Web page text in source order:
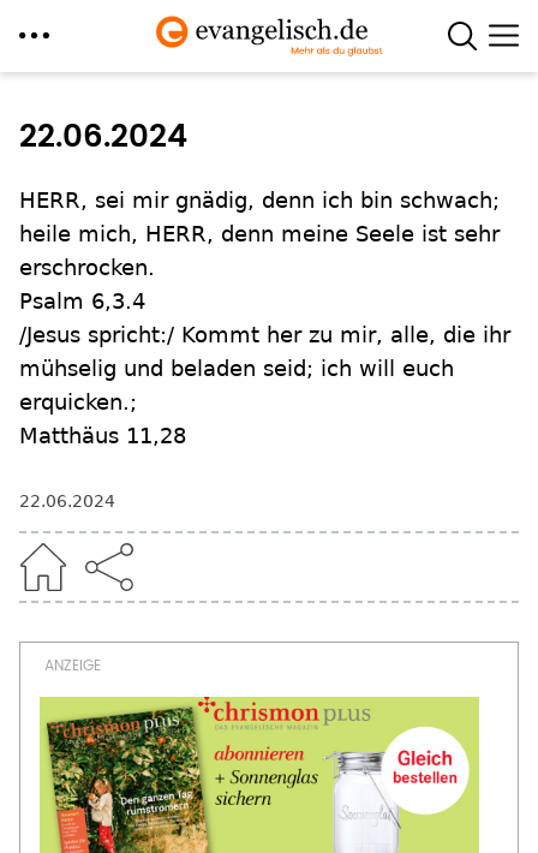
zum
22.06.2024
HERR, sei mir gnädig, denn ich bin schwach;
heile mich, HERR, denn meine Seele ist sehr
erschrocken.
Psalm 6,3.4
/Jesus spricht:/ Kommt her zu mir, alle, die ihr
mühselig und beladen seid; ich will euch
erquicken.;
Matthäus 11,28
22.06.2024